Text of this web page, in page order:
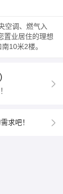
空调、燃气入
置业居住的理想
10米2楼。
求吧！